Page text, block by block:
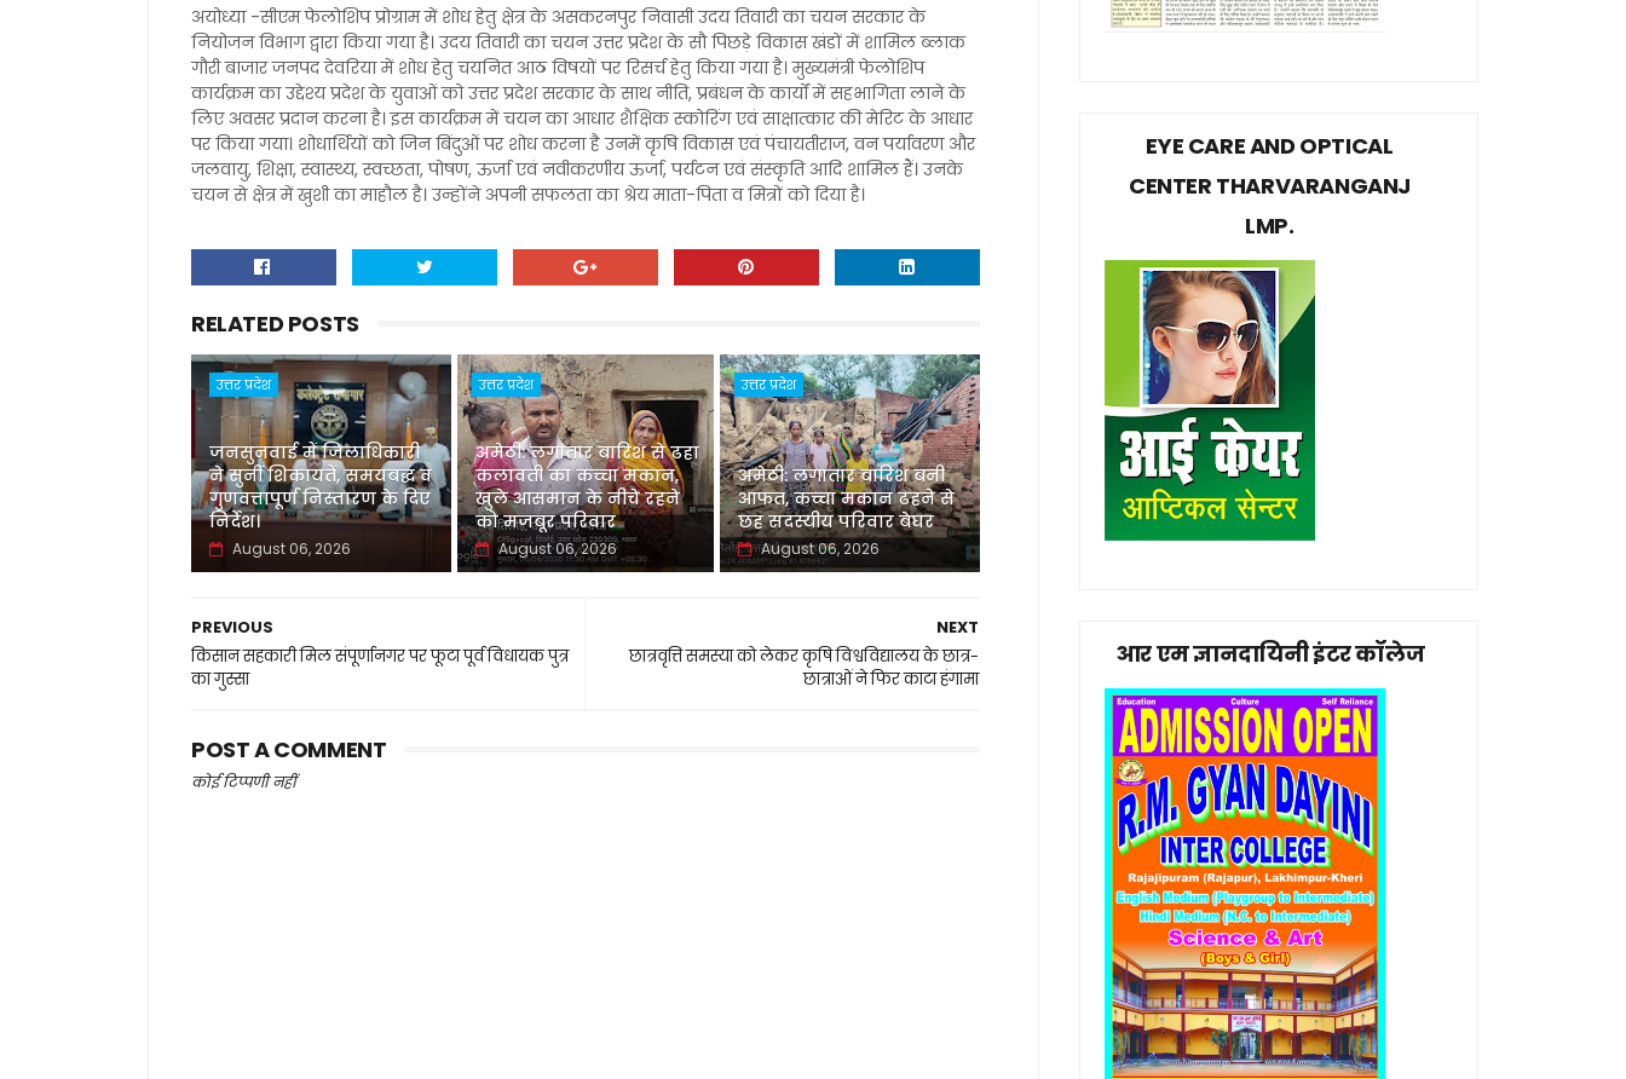
अयोध्या -सीएम फेलोशिप प्रोग्राम में शोध हेतु क्षेत्र के असकरनपुर निवासी उदय तिवारी का चयन सरकार के
नियोजन विभाग द्वारा किया गया है। उदय तिवारी का चयन उत्तर प्रदेश के सौ पिछड़े विकास खंडों में शामिल ब्लाक
गौरी बाजार जनपद देवरिया में शोध हेतु चयनित आठ विषयों पर रिसर्च हेतु किया गया है। मुख्यमंत्री फेलोशिप
कार्यक्रम का उद्देश्य प्रदेश के युवाओं को उत्तर प्रदेश सरकार के साथ नीति, प्रबंधन के कार्यों में सहभागिता लाने के
लिए अवसर प्रदान करना है। इस कार्यक्रम में चयन का आधार शैक्षिक स्कोरिंग एवं साक्षात्कार की मेरिट के आधार
पर किया गया। शोधार्थियों को जिन बिंदुओं पर शोध करना है उनमें कृषि विकास एवं पंचायतीराज, वन पर्यावरण और
जलवायु, शिक्षा, स्वास्थ्य, स्वच्छता, पोषण, ऊर्जा एवं नवीकरणीय ऊर्जा, पर्यटन एवं संस्कृति आदि शामिल हैं। उनके
चयन से क्षेत्र में खुशी का माहौल है। उन्होंने अपनी सफलता का श्रेय माता-पिता व मित्रों को दिया है।
RELATED POSTS
उत्तर प्रदेश
जनसुनवाई में जिलाधिकारी
ने सुनीं शिकायतें, समयबद्ध व
गुणवत्तापूर्ण निस्तारण के दिए
निर्देश।
August 06, 2026
उत्तर प्रदेश
अमेठी: लगातार बारिश से ढहा
कलावती का कच्चा मकान,
खुले आसमान के नीचे रहने
को मजबूर परिवार
August 06, 2026
उत्तर प्रदेश
अमेठी: लगातार बारिश बनी
आफत, कच्चा मकान ढहने से
छह सदस्यीय परिवार बेघर
August 06, 2026
NEXT
छात्रवृत्ति समस्या को लेकर कृषि विश्वविद्यालय के छात्र-
छात्राओं ने फिर काटा हंगामा
PREVIOUS
किसान सहकारी मिल संपूर्णानगर पर फूटा पूर्व विधायक पुत्र
का गुस्सा
POST A COMMENT
कोई टिप्पणी नहीं
EYE CARE AND OPTICAL
CENTER THARVARANGANJ
LMP.
आर एम ज्ञानदायिनी इंटर कॉलेज